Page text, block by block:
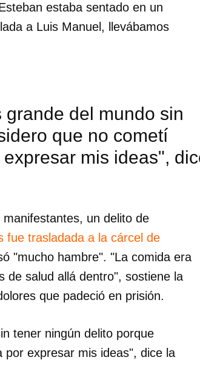
de iniciar sesión con tu
CANCELAR
estaba sentado en un
a Luis Manuel, llevábamos
del mundo sin
que no cometí
mis ideas",
un delito de
fue trasladada a la cárcel de
"mucho hambre". "La comida era
de salud allá dentro", sostiene la
que padeció en prisión.
tener ningún delito porque
expresar mis ideas", dice la